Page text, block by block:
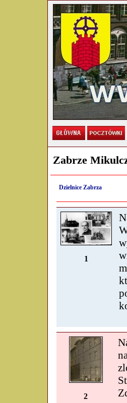
Zabrze
Dzielnice Zabrza
1
2